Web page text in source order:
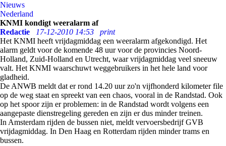
Nieuws
Nederland
KNMI kondigt weeralarm af
Redactie
17-12-2010 14:53
print
Het KNMI heeft vrijdagmiddag een weeralarm afgekondigd. Het
alarm geldt voor de komende 48 uur voor de provincies Noord-
Holland, Zuid-Holland en Utrecht, waar vrijdagmiddag veel sneeuw
valt. Het KNMI waarschuwt weggebruikers in het hele land voor
gladheid.
De ANWB meldt dat er rond 14.20 uur zo'n vijfhonderd kilometer file
op de weg staat en spreekt van een chaos, vooral in de Randstad. Ook
op het spoor zijn er problemen: in de Randstad wordt volgens een
aangepaste dienstregeling gereden en zijn er dus minder treinen.
In Amsterdam rijden de bussen niet, meldt vervoersbedrijf GVB
vrijdagmiddag. In Den Haag en Rotterdam rijden minder trams en
bussen.